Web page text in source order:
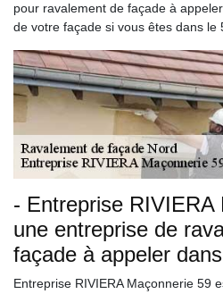
pour ravalement de façade à
de votre façade si vous êtes dans le
- Entreprise RIVIERA
une entreprise de
façade à appeler
Entreprise RIVIERA Maçonnerie 59